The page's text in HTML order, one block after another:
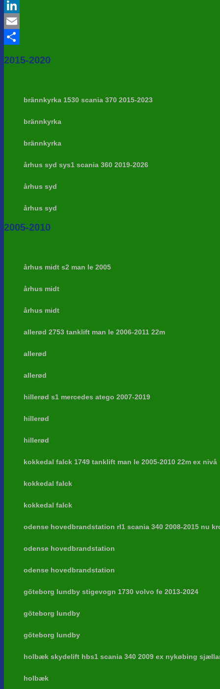
Twitter
LinkedIn
Email
2015-2020
brännkyrka 1530 scania 370 2015-2023
brännkyrka
brännkyrka
århus syd sys1 scania 360 2019-2026
århus syd
århus syd
2005-2010
århus midt s2 man le 2005
århus midt
århus midt
allerød 2753 tanklift man le 2006-2011 22m
allerød
allerød
hillerød s1 mercedes atego 2007-2019
hillerød
hillerød
kokkedal falck 1749 tanklift man le 2005-2010 22m ex nivå
kokkedal falck
kokkedal falck
odense hovedbrandstation rl1 scania 340 2008-2015 nu
odense hovedbrandstation
odense hovedbrandstation
göteborg lundby stigevogn 1730 volvo fe 2013-2024
göteborg lundby
göteborg lundby
holbæk skydelift hbs1 scania 340 2009 ex nykøbing
holbæk